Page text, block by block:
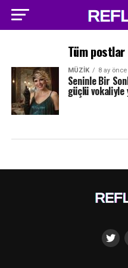
Tüm
MÜZIK 8 ay önce
Seninle Bir
güçlü vokaliyle